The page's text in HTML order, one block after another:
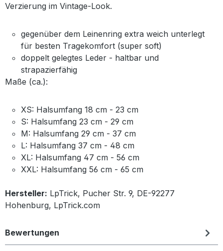
Verzierung im Vintage-Look.
gegenüber dem Leinenring extra weich unterlegt
für besten Tragekomfort (super soft)
doppelt gelegtes Leder - haltbar und
strapazierfähig
Maße (ca.):
XS: Halsumfang 18 cm - 23 cm
S: Halsumfang 23 cm - 29 cm
M: Halsumfang 29 cm - 37 cm
L: Halsumfang 37 cm - 48 cm
XL: Halsumfang 47 cm - 56 cm
XXL: Halsumfang 56 cm - 65 cm
Hersteller: LpTrick, Pucher Str. 9, DE-92277
Hohenburg, LpTrick.com
Bewertungen